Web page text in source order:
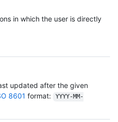
in which the user is directly
updated after the given
8601 format:
YYYY-MM-